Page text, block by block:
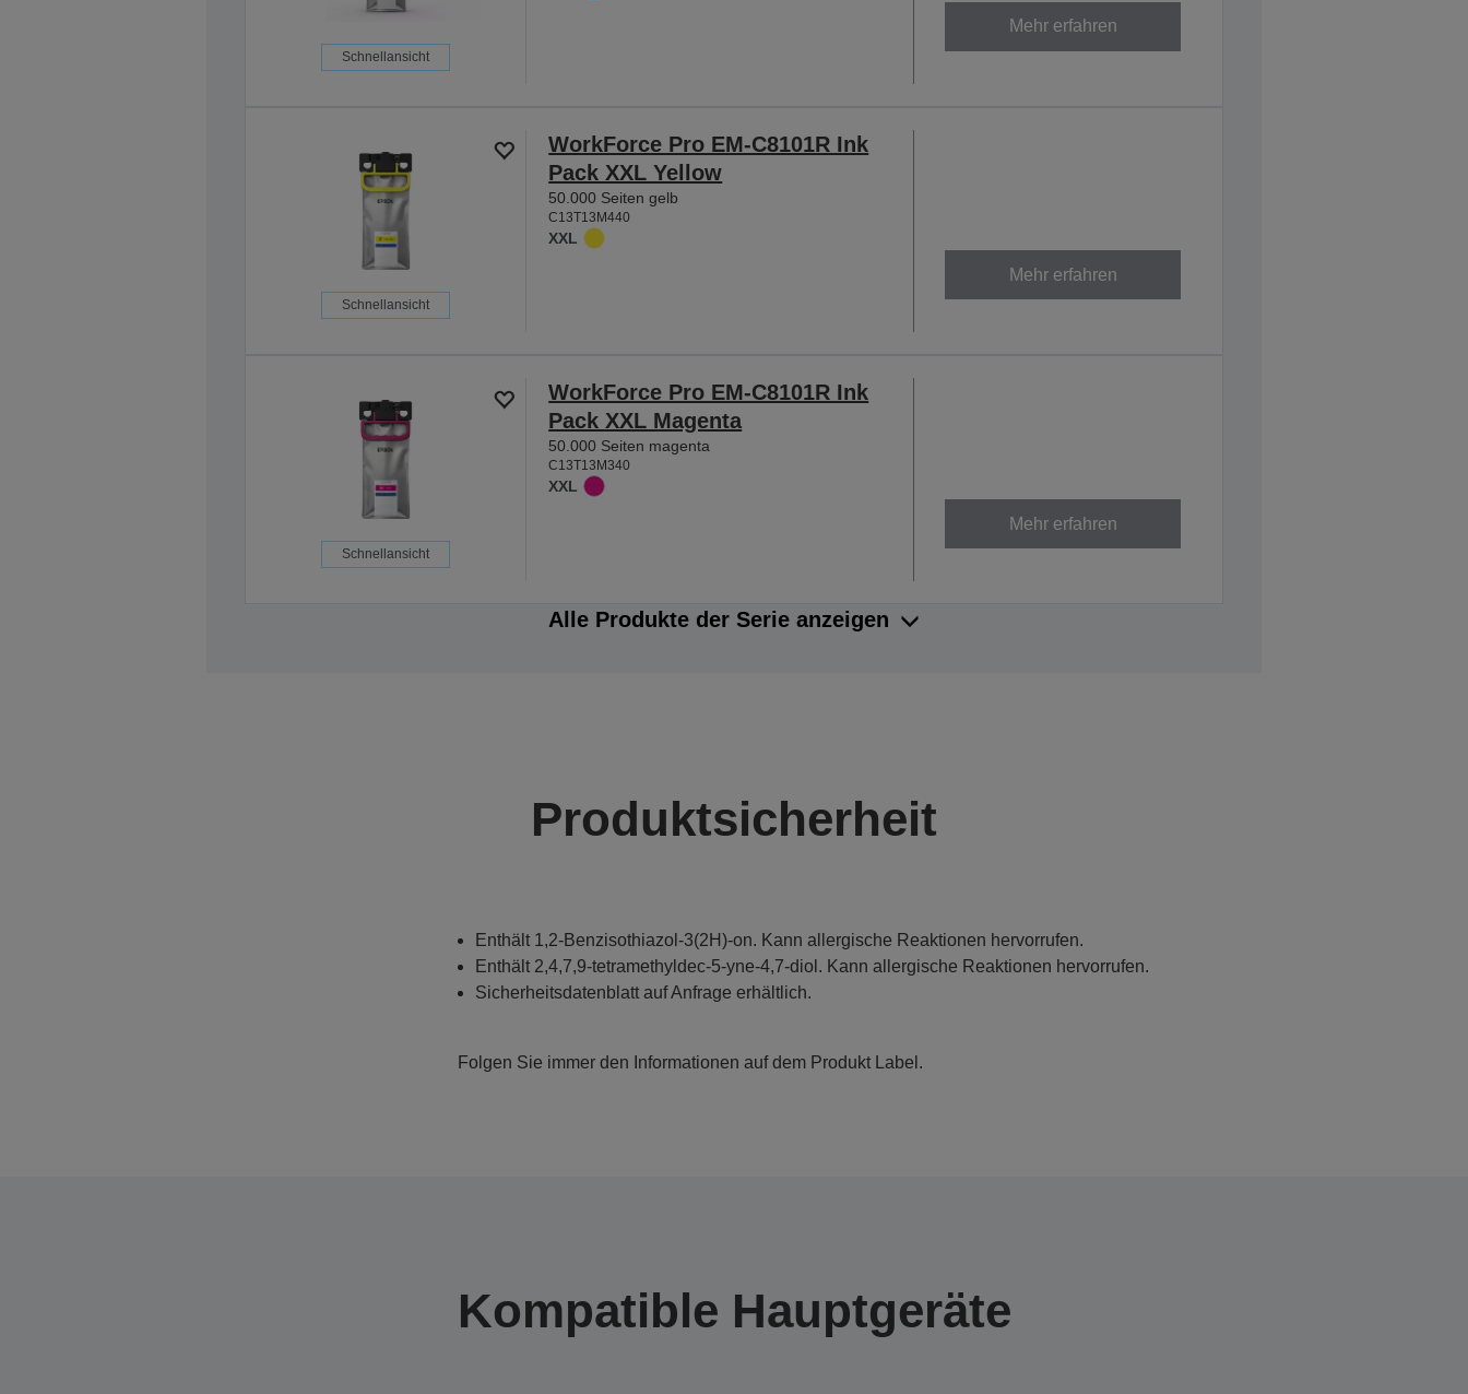
Schnellansicht
Mehr erfahren
Schnellansicht
WorkForce Pro EM-C8101R Ink
Pack XXL Yellow
50.000 Seiten gelb
C13T13M440
XXL
Mehr erfahren
Schnellansicht
WorkForce Pro EM-C8101R Ink
Pack XXL Magenta
50.000 Seiten magenta
C13T13M340
XXL
Mehr erfahren
Alle Produkte der Serie anzeigen
Produktsicherheit
Enthält 1,2-Benzisothiazol-3(2H)-on. Kann allergische Reaktionen hervorrufen.
Enthält 2,4,7,9-tetramethyldec-5-yne-4,7-diol. Kann allergische Reaktionen hervorrufen.
Sicherheitsdatenblatt auf Anfrage erhältlich.
Folgen Sie immer den Informationen auf dem Produkt Label.
Kompatible Hauptgeräte